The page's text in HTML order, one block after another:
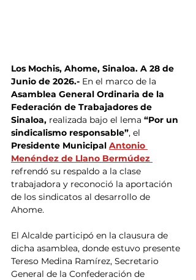
Los Mochis, Ahome, Sinaloa. A 28 de
Junio de 2026.- En el marco de la
Asamblea General Ordinaria de la
Federación de Trabajadores de
Sinaloa, realizada bajo el lema “Por un
sindicalismo responsable”, el
Presidente Municipal Antonio
Menéndez de Llano Bermúdez
refrendó su respaldo a la clase
trabajadora y reconoció la aportación
de los sindicatos al desarrollo de
Ahome.
El Alcalde participó en la clausura de
dicha asamblea, donde estuvo presente
Tereso Medina Ramírez, Secretario
General de la Confederación de